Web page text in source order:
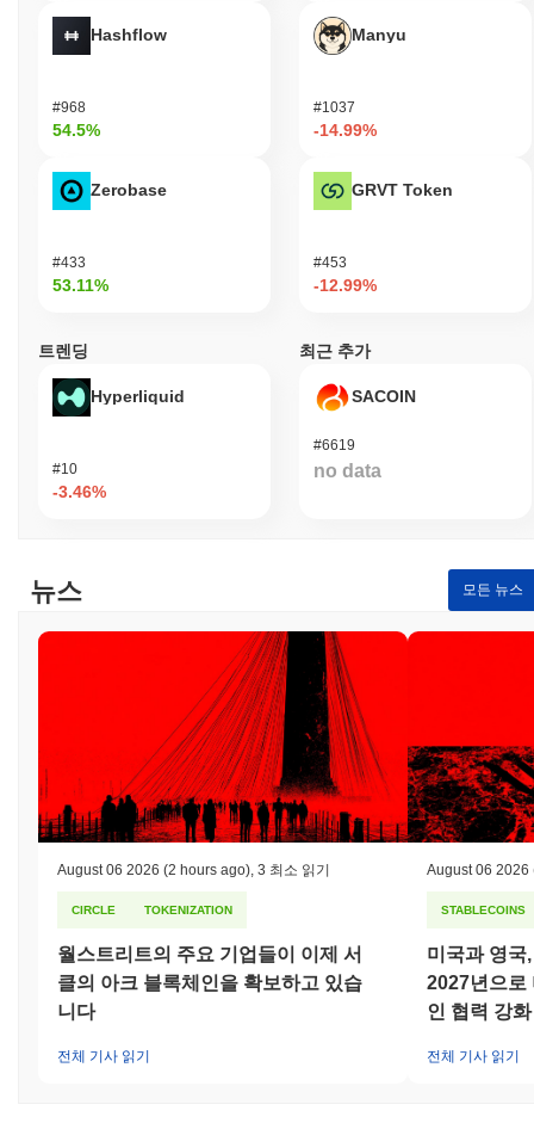
트럼프 MP3는 디지털 콘텐츠 소비자와 애호가, 특히 오디오 및 음
악 관련 애플리케이션에 관심이 있는 사람들을 위해 설계되었습니
인 지갑과 API를 포함한 도구와 리소스를 제공하여 오디오 파일 및
관련 서비스와의 원활한 상호작용을 촉진합니다. 콘텐츠 제작자 및
서비스를 구축함으로써 사용자 경험을 향상시키기 위해 트럼프
MP3와 상호작용할 수 있습니다. 이러한 참여는 그들이 혁신적인
여할 수 있도록 합니다. 전반적으로, 트럼프 MP3는 오디오 콘텐츠
주위에 활기찬 커뮤니티를 조성하는 것을 목표로 하며, 일반 사용
트럼프 MP3는 검증자가 거래를 확인하고 네트워크의 무결성을 유
하여 검증자가 될 수 있으며, 이를 통해 새로운 블록을 제안하고 검
(ECDSA)을 사용하여 거래가 안전하게 서명되고 검증될 수 있도록
합니다. 인센티브를 조정하기 위해 네트워크는 검증자에게 거래 수
검증하지 못한 경우에는 슬래싱 패널티를 시행합니다. 추가적인 안
전 장치로는 정기적인 감사와 거버넌스 프로세스가 포함되어 있어
토큰 보유자가 의사 결정에 참여할 수 있도록 하여 네트워크의 회
복력을 높입니다. 클라이언트 구현의 다양성은 또한 네트워크의 보
안에 기여하여 단일 실패 지점과 관련된 취약성의 위험을 줄입니
트럼프 MP3는 어떤 논란이나 위험에 직면했나요?
트럼프 MP3는 시작 이후 규제 조사 및 커뮤니티 분쟁과 관련된 논
란에 직면했습니다. 2023년 중반, 이 프로젝트는 금융 규제 준수와
재적 영향에 대한 논란이 있었습니다. 팀은 법적 프레임워크를 강
화하고 규제 기관과의 소통을 통해 그들의 입장을 명확히 하기 위
해 백서를 업데이트하고 더 엄격한 KYC(고객 알기) 프로토콜을 시
행했습니다. 또한, 프로젝트의 방향에 대한 커뮤니티 거버넌스 분
쟁이 발생하여 커뮤니티 내에서 일시적인 포크가 발생했습니다. 이
지침을 설정하기 위한 거버넌스 투표를 통해 해결되었습니다. 트럼
Hashflow
#968
54.5%
Zerobase
#433
53.11%
Manyu
#1037
-14.99%
GRVT Token
#453
-12.99%
트렌딩
Hyperliquid
#10
-3.46%
최근 추가
SACOIN
#6619
no data
뉴스 모든 뉴스
August 06 2026 (2 hours ago) 3 최소 읽기
CIRCLE TOKENIZATION
월스트리트의 주요 기업들이 이제 서
클의 아크 블록체인을 확보하고 있습
니다
전체 기사 읽기
August 06 2026
STABLECOINS
미국과 영국
2027년으로
인 협력 강화
전체 기사 읽기